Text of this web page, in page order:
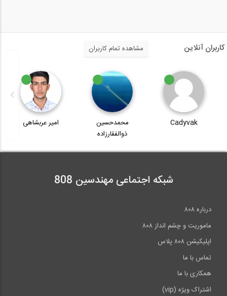
کاربران آنلاین مشاهده تمام کاربران
Cadyvak
محمدحسین
ذوالفقارزاده
امیر عربشاهی
شبکه اجتماعی مهندسین 808
درباره ۸۰۸
ماموریت و چشم انداز ۸۰۸
اپلیکیشن ۸۰۸ پلاس
تماس با ما
همکاری با ما
اشتراک ویژه (vip)